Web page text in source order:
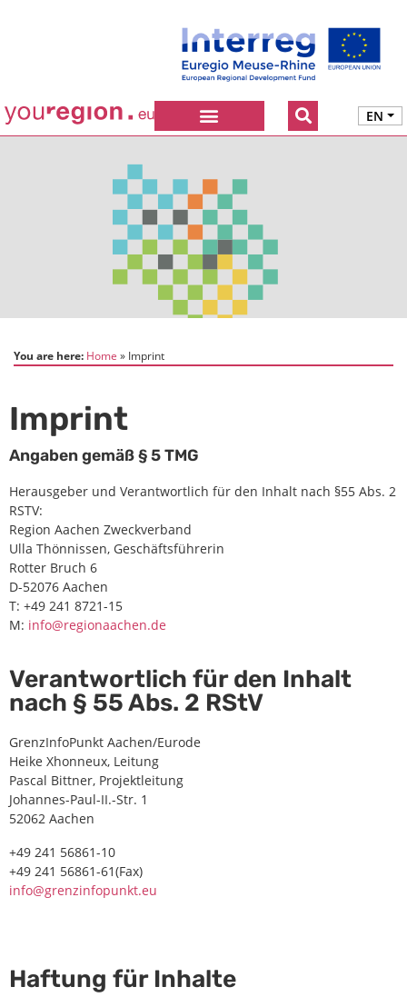
EN
You are here: Home Imprint
Imprint
Angaben gemäß § 5 TMG
Herausgeber und Verantwortlich für den Inhalt nach §55 Abs. 2
RSTV:
Region Aachen Zweckverband
Ulla Thönnissen, Geschäftsführerin
Rotter Bruch 6
D-52076 Aachen
T: +49 241 8721-15
M: info@regionaachen.de
Verantwortlich für den Inhalt
nach § 55 Abs. 2 RStV
GrenzInfoPunkt Aachen/Eurode
Heike Xhonneux, Leitung
Pascal Bittner, Projektleitung
Johannes-Paul-II.-Str. 1
52062 Aachen
+49 241 56861-10
+49 241 56861-61(Fax)
info@grenzinfopunkt.eu
Haftung für Inhalte